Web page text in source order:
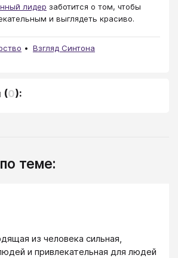
лидер заботится о том, чтобы
и выглядеть красиво.
Взгляд Синтона
(0):
теме:
из человека сильная,
и привлекательная для людей